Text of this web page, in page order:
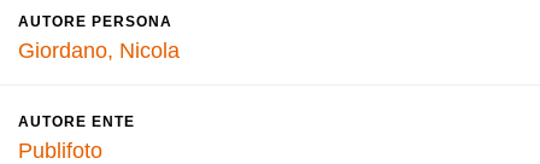
AUTORE PERSONA
Giordano, Nicola
AUTORE ENTE
Publifoto